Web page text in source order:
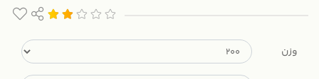
وزن